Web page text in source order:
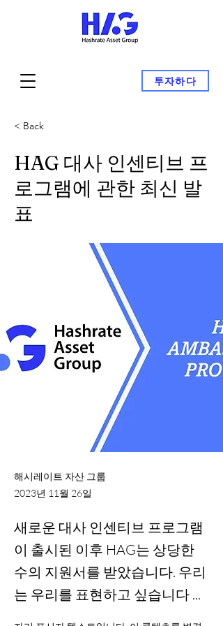
투자하다
< Back
HAG 대사 인센티브 프
로그램에 관한 최신 발
표
해시레이트 자산 그룹
2023년 11월 26일
새로운 대사 인센티브 프로그램
이 출시된 이후 HAG는 상당한
수의 지원서를 받았습니다. 우리
는 우리를 표현하고 싶습니다 ...